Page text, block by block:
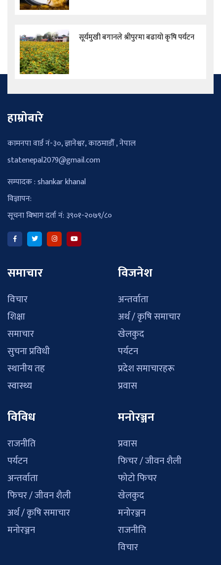
सूर्यमुखी बगानले श्रीपुरमा बढायो कृषि पर्यटन
हाम्रोबारे
कामनपा वार्ड नं-३०, ज्ञानेश्वर, काठमाडौँ , नेपाल
statenepal2079@gmail.com
सम्पादक : shankar khanal
विज्ञापन:
सूचना बिभाग दर्ता नं: ३९०१-२०७९/८०
समाचार
विचार
शिक्षा
समाचार
सुचना प्रविधी
स्थानीय तह
स्वास्थ्य
विजनेश
अन्तर्वाता
अर्थ / कृषि समाचार
खेलकुद
पर्यटन
प्रदेश समाचारहरू
प्रवास
विविध
राजनीति
पर्यटन
अन्तर्वाता
फिचर / जीवन शैली
अर्थ / कृषि समाचार
मनोरञ्जन
मनोरञ्जन
प्रवास
फिचर / जीवन शैली
फोटो फिचर
खेलकुद
मनोरञ्जन
राजनीति
विचार